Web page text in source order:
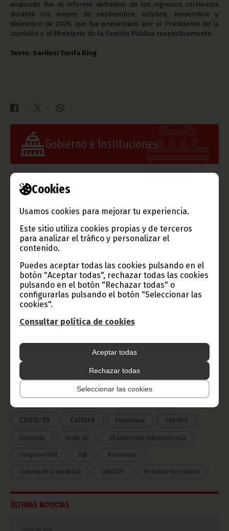
Cookies
Usamos cookies para mejorar tu experiencia.
Este sitio utiliza cookies propias y de terceros
para analizar el tráfico y personalizar el
contenido.
Puedes aceptar todas las cookies pulsando en el
botón "Aceptar todas", rechazar todas las cookies
pulsando en el botón "Rechazar todas" o
configurarlas pulsando el botón "Seleccionar las
cookies".
Consultar política de cookies
Aceptar todas
Rechazar todas
Seleccionar las cookies
analizado fue el informe definitivo de los ingresos corrientes
durante los meses de septiembre, octubre, noviembre y
diciembre de 2009, que fue presentado por el Presidente de la
comisión y el Ministerio de la Función Pública respectivamente.
Texto: Sarilusi Tarifa King
Gobierno e Instituciones
Información de Guinea Ecuatorial
TVGE
Radio Nacional de Guinea
Ecuatorial
Haz click aquí para escuchar ahora
CATEGORÍAS
Noticias Gobierno
Presidencia
África
Deportes Vicepresidencia
COVID-19 Cultura Estadísticas CAN 2015
Economía Gente GE 50 Aniversario Independencia
CongresoPDGE FIJA Bielorrusia
Consejo de la república CAN 2025 Defensor del pueblo
ÚLTIMAS NOTICIAS